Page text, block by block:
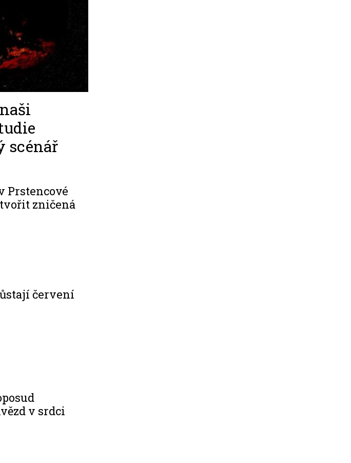
scénář
Prstencové
zničená
červení
v srdci